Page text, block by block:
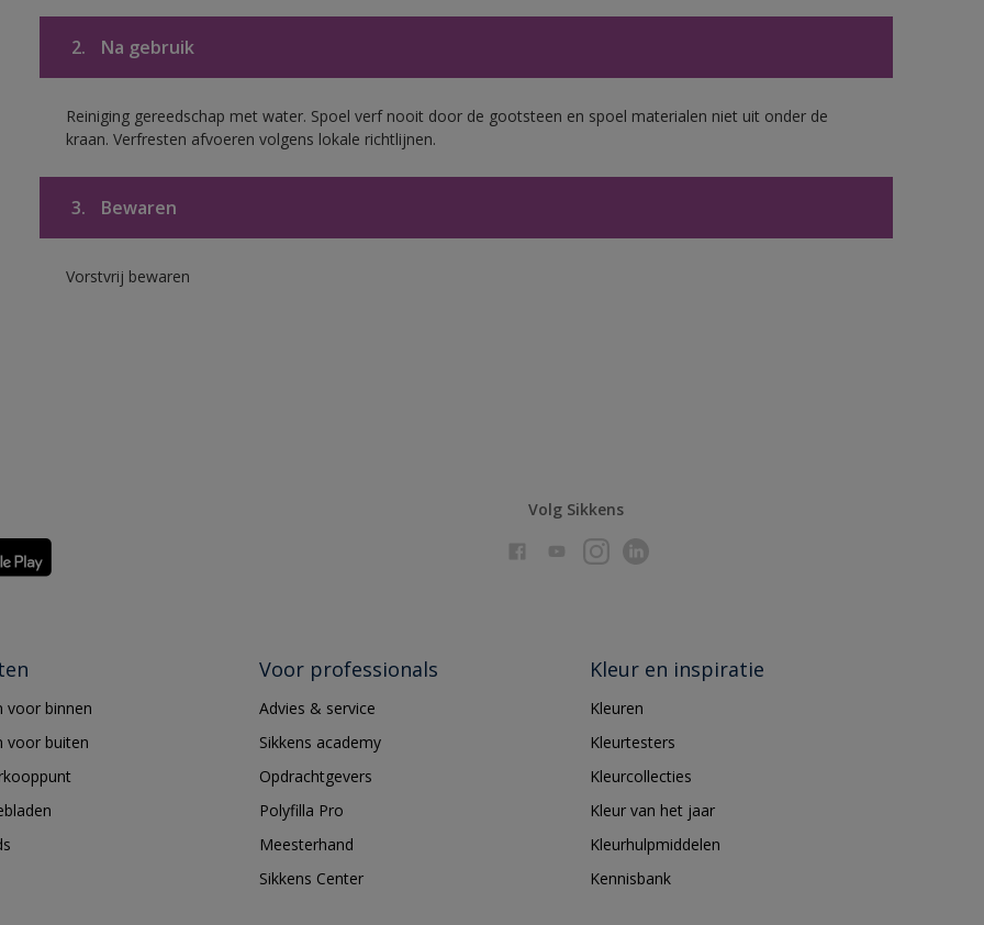
2. Na gebruik
Reiniging gereedschap met water. Spoel verf nooit door de gootsteen en spoel materialen niet uit onder de
kraan. Verfresten afvoeren volgens lokale richtlijnen.
3. Bewaren
Vorstvrij bewaren
Volg Sikkens
voor binnen
voor buiten
Voor professionals
Advies & service
Sikkens academy
Opdrachtgevers
Polyfilla Pro
Meesterhand
Sikkens Center
Kleur en inspiratie
Kleuren
Kleurtesters
Kleurcollecties
Kleur van het jaar
Kleurhulpmiddelen
Kennisbank